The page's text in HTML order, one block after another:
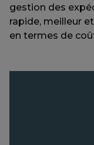
gestion des
rapide, meilleur
en termes de